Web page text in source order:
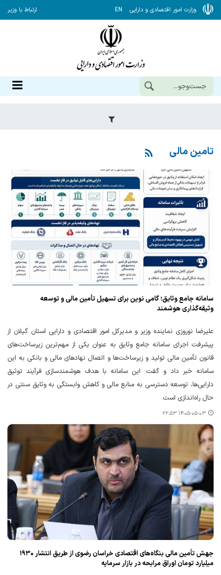
وزارت امور اقتصادی و دارایی EN ارتباط با وزیر
تامین مالی
سامانه جامع وثایق؛ گامی نوین برای تسهیل تأمین مالی و توسعه
وثیقه‌گذاری هوشمند
علیرضا نوروزی نماینده وزیر و مدیرکل امور اقتصادی و دارایی استان گیلان از
پیشرفت اجرای سامانه جامع وثایق به عنوان یکی از مهم‌ترین زیرساخت‌های
قانون تأمین مالی تولید و زیرساخت‌ها و اتصال نهادهای مالی و بانکی به این
سامانه خبر داد و گفت: این سامانه با هدف هوشمندسازی فرآیند توثیق
دارایی‌ها، توسعه دسترسی به منابع مالی و کاهش وابستگی به وثایق سنتی در
حال راه‌اندازی است.
۱۴۰۵-۰۵-۰۳ ۲۲:۵۳
جهش تأمین مالی بنگاه‌های اقتصادی خراسان رضوی از طریق انتشار ۱۹۳۰
میلیارد تومان اوراق مرابحه در بازار سرمایه